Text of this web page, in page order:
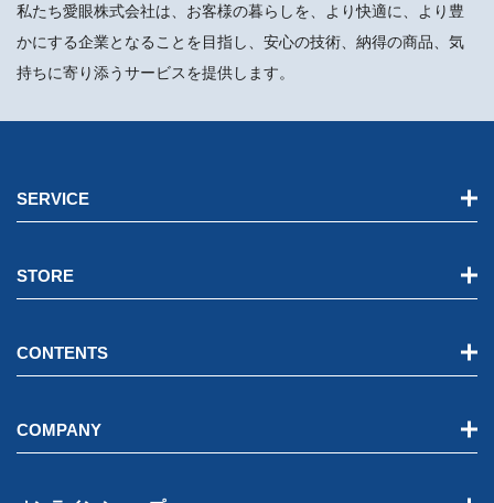
私たち愛眼株式会社は、お客様の暮らしを、より快適に、より豊
かにする企業となることを目指し、安心の技術、納得の商品、気
持ちに寄り添うサービスを提供します。
SERVICE
STORE
CONTENTS
COMPANY